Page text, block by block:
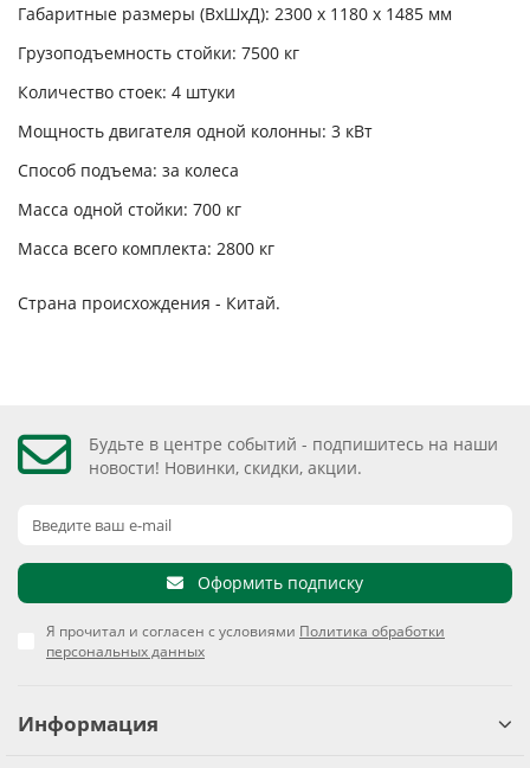
Габаритные размеры (ВхШхД): 2300 х 1180 х 1485 мм
Грузоподъемность стойки: 7500 кг
Количество стоек: 4 штуки
Мощность двигателя одной колонны: 3 кВт
Способ подъема: за колеса
Масса одной стойки: 700 кг
Масса всего комплекта: 2800 кг
Страна происхождения - Китай.
Будьте в центре событий - подпишитесь на наши
новости! Новинки, скидки, акции.
Оформить подписку
Я прочитал и согласен с условиями Политика обработки
персональных данных
Информация